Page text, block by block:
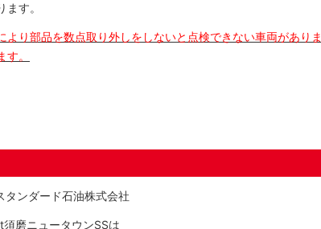
ます。
より部品を数点取り外しをしないと点検できない車両がありま
。
タンダード石油株式会社
須磨ニュータウンSSは